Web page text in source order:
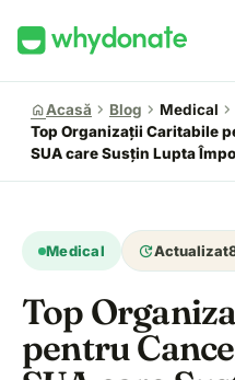
homeAcasă chevron_right Blog chevron_right Medical chevron_right
Top Organizații Caritabile
SUA care Susțin Lupta
Medical updateActualizat
Top
pentru